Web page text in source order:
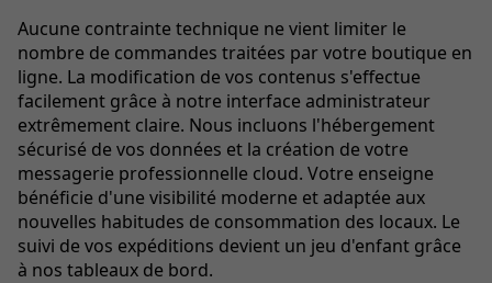
Aucune contrainte technique ne vient limiter le
nombre de commandes traitées par votre boutique en
ligne. La modification de vos contenus s'effectue
facilement grâce à notre interface administrateur
extrêmement claire. Nous incluons l'hébergement
sécurisé de vos données et la création de votre
messagerie professionnelle cloud. Votre enseigne
bénéficie d'une visibilité moderne et adaptée aux
nouvelles habitudes de consommation des locaux. Le
suivi de vos expéditions devient un jeu d'enfant grâce
à nos tableaux de bord.